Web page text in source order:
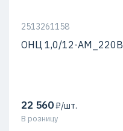
2513261158
ОНЦ 1,0/12-АМ_220В
22 560₽/шт.
В розницу